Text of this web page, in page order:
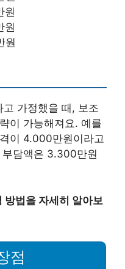
원
원
원
가정했을 때, 보조
이 가능해져요. 예를
이 4.000만원이라고
담액은 3.300만원
방법을 자세히 알아보
점